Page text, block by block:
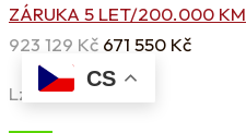
ZÁRUKA 5 LET/200.000 KM
923 129 Kč 671 550 Kč
Lze odečíst DPH
CS